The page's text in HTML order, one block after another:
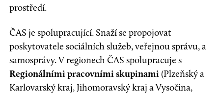
prostředí.
ČAS je spolupracující. Snaží se propojovat
poskytovatele sociálních služeb, veřejnou správu, a
samosprávy. V regionech ČAS spolupracuje s
Regionálními pracovními skupinami(Plzeňský a
Karlovarský kraj, Jihomoravský kraj a Vysočina,